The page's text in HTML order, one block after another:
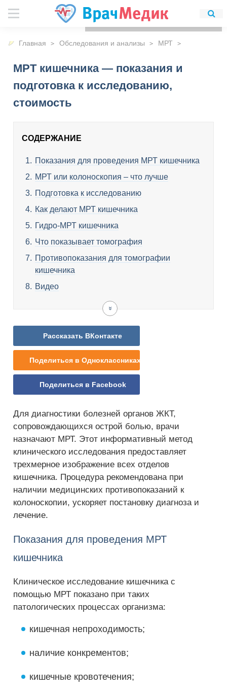
Главная Обследования и анализы МРТ
МРТ кишечника — показания и
подготовка к исследованию,
стоимость
СОДЕРЖАНИЕ
Показания для проведения МРТ кишечника
МРТ или колоноскопия – что лучше
Подготовка к исследованию
Как делают МРТ кишечника
Гидро-МРТ кишечника
Что показывает томография
Противопоказания для томографии
кишечника
Видео
Рассказать ВКонтакте
Поделиться в Одноклассниках
Поделиться в Facebook
Для диагностики болезней органов ЖКТ,
сопровождающихся острой болью, врачи
назначают МРТ. Этот информативный метод
клинического исследования предоставляет
трехмерное изображение всех отделов
кишечника. Процедура рекомендована при
наличии медицинских противопоказаний к
колоноскопии, ускоряет постановку диагноза и
лечение.
Показания для проведения МРТ
кишечника
Клиническое исследование кишечника с
помощью МРТ показано при таких
патологических процессах организма:
кишечная непроходимость;
наличие конкрементов;
кишечные кровотечения;
Для любых предложений по
сайту: detirkutsk@cp9.ru